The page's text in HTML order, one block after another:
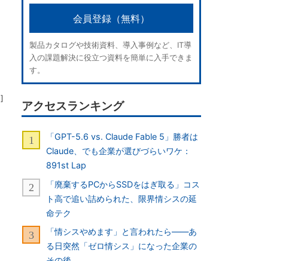
]
会員登録（無料）
製品カタログや技術資料、導入事例など、IT導
入の課題解決に役立つ資料を簡単に入手できま
す。
アクセスランキング
「GPT-5.6 vs. Claude Fable 5」勝者は
Claude、でも企業が選びづらいワケ：
891st Lap
「廃棄するPCからSSDをはぎ取る」コス
ト高で追い詰められた、限界情シスの延
命テク
「情シスやめます」と言われたら――あ
る日突然「ゼロ情シス」になった企業の